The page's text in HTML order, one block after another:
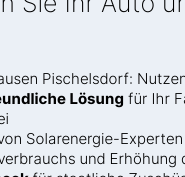
Pischelsdorf:
Lösung für Ihr
Solarenergie-Experten
und